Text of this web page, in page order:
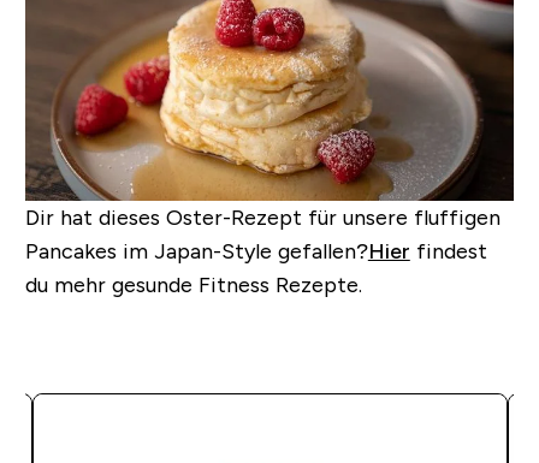
Dir hat dieses Oster-Rezept für unsere fluffigen
Pancakes im Japan-Style gefallen?Hier findest
du mehr gesunde Fitness Rezepte.